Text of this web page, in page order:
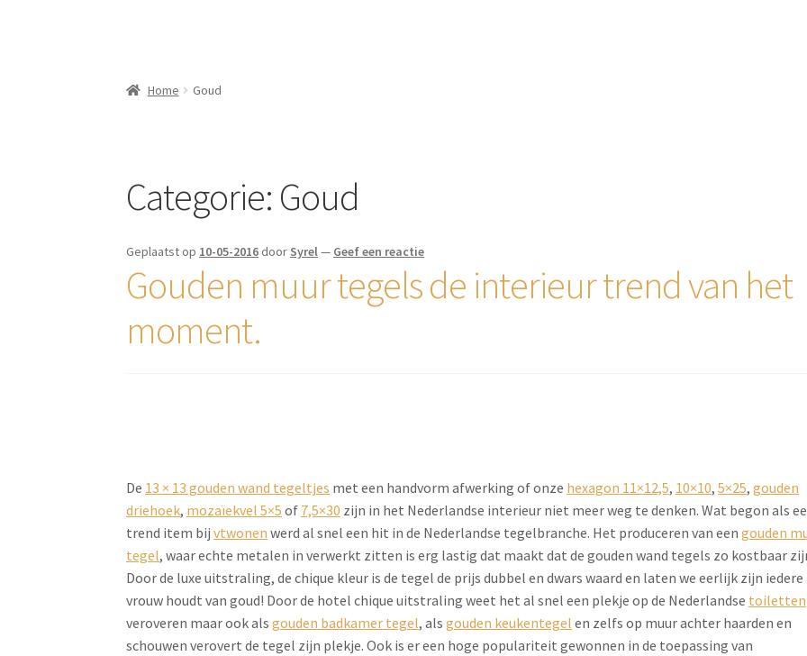
Home Goud
Categorie: Goud
Geplaatst op 10-05-2016 door Syrel— Geef een reactie
Gouden muur tegels de interieur trend van het
moment.
De 13 × 13 gouden wand tegeltjes met een handvorm afwerking of onze hexagon 11×12,5, 10×10,5×25,gouden
driehoek, mozaïekvel 5×5 of 7,5×30 zijn in het Nederlandse interieur niet meer weg te denken. Wat begon als
trend item bijvtwonen werd al snel een hit in de Nederlandse tegelbranche. Het produceren van eengouden
tegel, waar echte metalen in verwerkt zitten is erg lastig dat maakt dat de gouden wand tegels zo kostbaar
Door de luxe uitstraling, de chique kleur is de tegel de prijs dubbel en dwars waard en laten we eerlijk zijn iedere
vrouw houdt van goud! Door de hotel chique uitstraling weet het al snel een plekje op de Nederlandse toiletten
veroveren maar ook alsgouden badkamer tegel, alsgouden keukentegel en zelfs op muur achter haarden en
schouwen verovert de tegel zijn plekje. Ook is er een hoge populariteit gewonnen in de toepassing van